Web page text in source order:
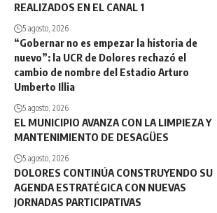
REALIZADOS EN EL CANAL 1
5 agosto, 2026
“Gobernar no es empezar la historia de
nuevo”: la UCR de Dolores rechazó el
cambio de nombre del Estadio Arturo
Umberto Illia
5 agosto, 2026
EL MUNICIPIO AVANZA CON LA LIMPIEZA Y
MANTENIMIENTO DE DESAGÜES
5 agosto, 2026
DOLORES CONTINÚA CONSTRUYENDO SU
AGENDA ESTRATÉGICA CON NUEVAS
JORNADAS PARTICIPATIVAS